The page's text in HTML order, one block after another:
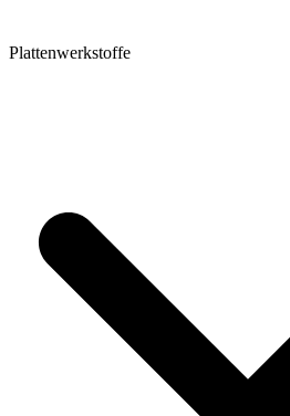
Plattenwerkstoffe